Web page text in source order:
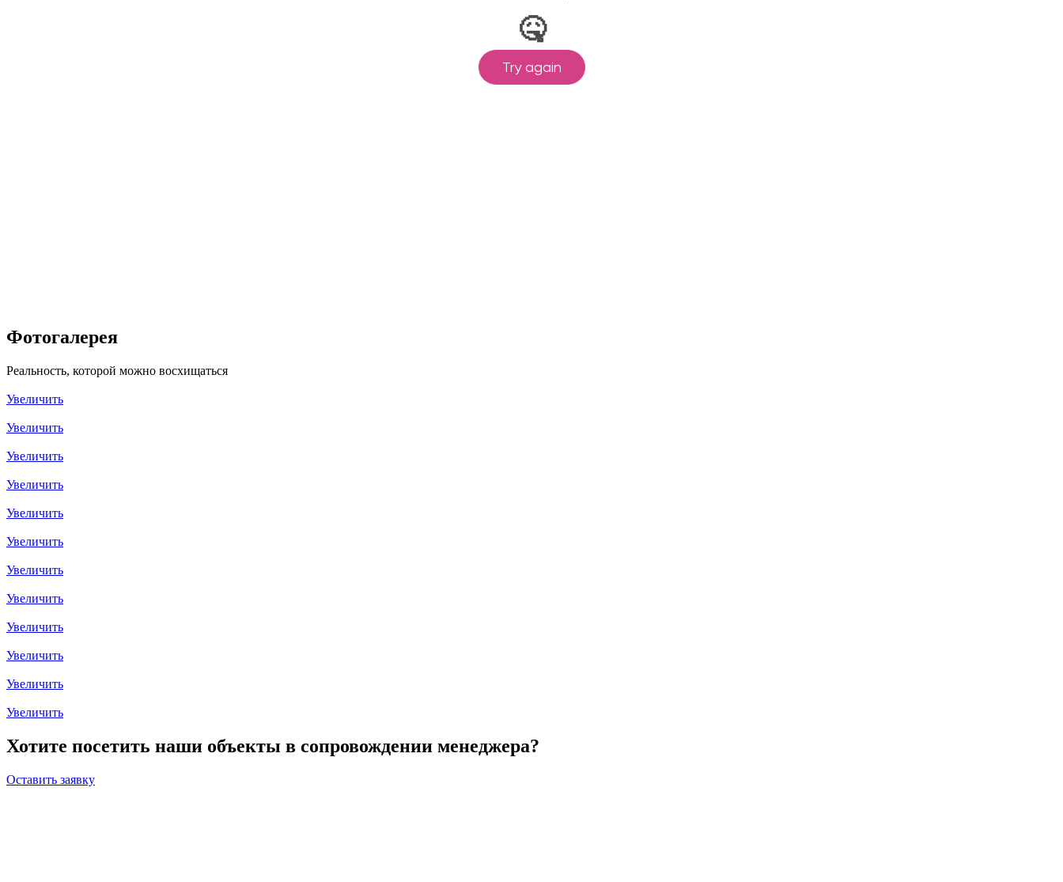
Фотогалерея
Реальность, которой можно восхищаться
Увеличить
Увеличить
Увеличить
Увеличить
Увеличить
Увеличить
Увеличить
Увеличить
Увеличить
Увеличить
Увеличить
Увеличить
Хотите посетить наши объекты в сопровождении менеджера?
Оставить заявку